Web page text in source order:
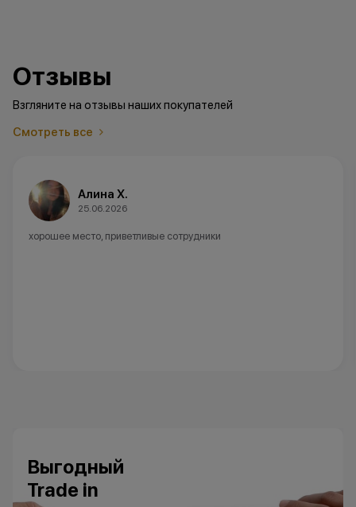
Отзывы
Взгляните на отзывы наших покупателей
Смотреть все
Алина Х.
25.06.2026
хорошее место, приветливые сотрудники
Выгодный
Trade in